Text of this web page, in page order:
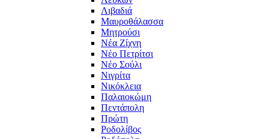
Λιβαδιά
Μαυροθάλασσα
Μητρούσι
Νέα Ζίχνη
Νέο Πετρίτσι
Νέο Σούλι
Νιγρίτα
Νικόκλεια
Παλαιοκώμη
Πεντάπολη
Πρώτη
Ροδολίβος